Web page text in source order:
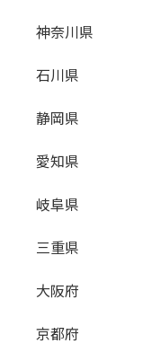
神奈川県
石川県
静岡県
愛知県
岐阜県
三重県
大阪府
京都府